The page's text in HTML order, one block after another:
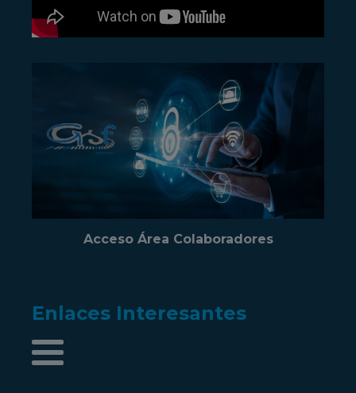
Acceso Área Colaboradores
Enlaces Interesantes